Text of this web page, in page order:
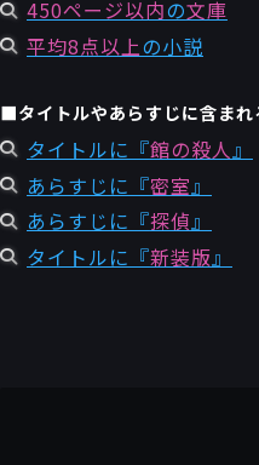
450ページ以内の文庫
平均8点以上の小説
■タイトルやあらすじに含まれ
タイトルに『館の殺人』
あらすじに『密室 』
あらすじに『探偵』
タイトルに『新装版』